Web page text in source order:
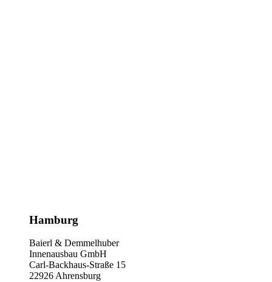
Hamburg
Baierl & Demmelhuber
Innenausbau GmbH
Carl-Backhaus-Straße 15
22926 Ahrensburg